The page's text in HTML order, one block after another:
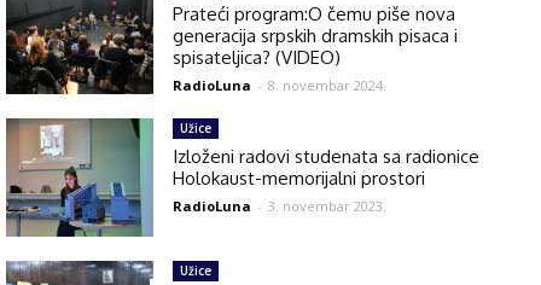
Prateći program:O čemu piše nova
generacija srpskih dramskih pisaca i
spisateljica? (VIDEO)
RadioLuna - 8. novembar 2024.
Užice
Izloženi radovi studenata sa radionice
Holokaust-memorijalni prostori
RadioLuna - 3. novembar 2023.
Užice